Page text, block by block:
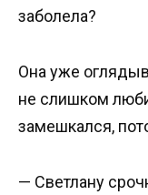
заболела?
Она уже
не слишком
замешкался,
— Светлану